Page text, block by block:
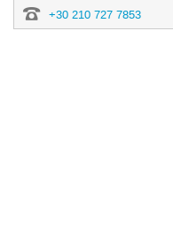
+30 210 727 7853